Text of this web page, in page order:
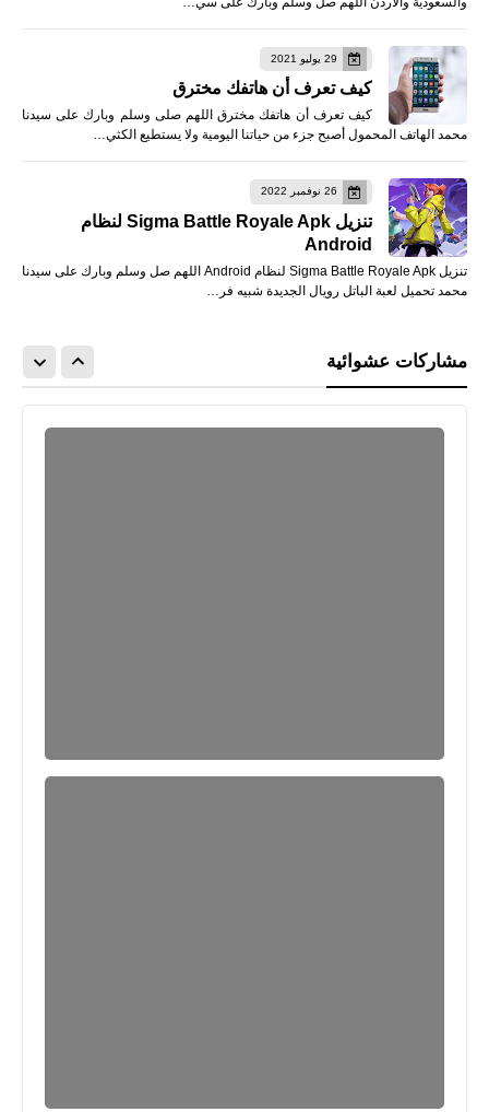
29 يوليو 2021
كيف تعرف أن هاتفك مخترق
كيف تعرف أن هاتفك مخترق اللهم صلى وسلم وبارك على سيدنا
محمد الهاتف المحمول أصبح جزء من حياتنا اليومية ولا يستطيع الكثي…
26 نوفمبر 2022
تنزيل Sigma Battle Royale Apk لنظام
Android
تنزيل Sigma Battle Royale Apk لنظام Android اللهم صل وسلم وبارك على سيدنا
محمد تحميل لعبة الباتل رويال الجديدة شبيه فر…
مشاركات عشوائية